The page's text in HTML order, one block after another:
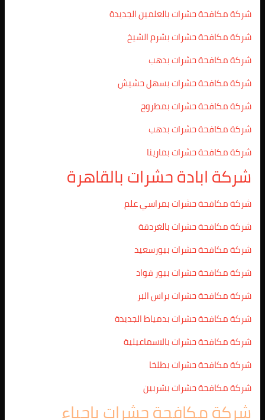
شركة مكافحة حشرات بالعلمين الجديدة
شركة مكافحة حشرات بشرم الشيخ
شركة مكافحة حشرات بدهب
شركة مكافحة حشرات بسهل حشيش
شركة مكافحة حشرات بمطروح
شركة مكافحة حشرات بدهب
شركة مكافحة حشرات بمارينا
شركة ابادة حشرات بالقاهرة
شركة مكافحة حشرات بمراسي علم
شركة مكافحة حشرات بالغردقة
شركة مكافحة حشرات ببورسعيد
شركة مكافحة حشرات ببور فواد
شركة مكافحة حشرات براس البر
شركة مكافحة حشرات بدمياط الجديدة
شركة مكافحة حشرات بالاسماعيلية
شركة مكافحة حشرات بطلخا
شركة مكافحة حشرات بشربين
شركة مكافحة حشرات باحياء